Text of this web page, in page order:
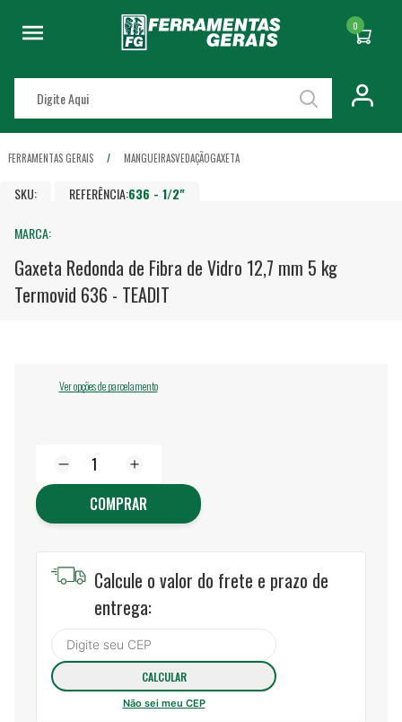
0
FERRAMENTAS GERAIS MANGUEIRASVEDAÇÃOGAXETA
SKU: REFERÊNCIA:636 - 1/2"
MARCA:
Gaxeta Redonda de Fibra de Vidro 12,7 mm 5 kg
Termovid 636 - TEADIT
Ver opções de parcelamento
COMPRAR
Calcule o valor do frete e prazo de
entrega:
Não sei meu CEP